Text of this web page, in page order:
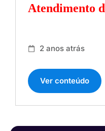
Atendimento
2 anos atrás
Ver conteúdo